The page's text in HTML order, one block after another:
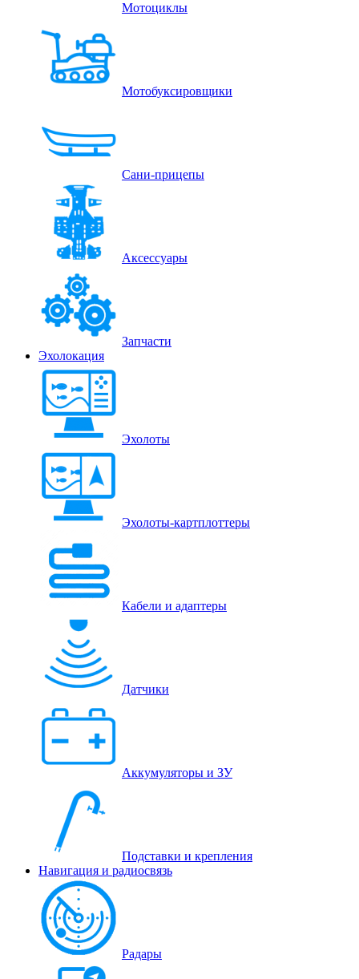
Мотоциклы
Мотобуксировщики
Сани-прицепы
Аксессуары
Запчасти
Эхолокация
Эхолоты
Эхолоты-картплоттеры
Кабели и адаптеры
Датчики
Аккумуляторы и ЗУ
Подставки и крепления
Навигация и радиосвязь
Радары